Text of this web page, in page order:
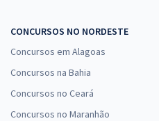
CONCURSOS NO NORDESTE
Concursos em Alagoas
Concursos na Bahia
Concursos no Ceará
Concursos no Maranhão